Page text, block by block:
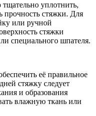
уплотнить,
прочность стяжки. Для
или ручной
стяжки
специального шпателя.
её правильное
стяжку следует
и образования
влажную ткань или